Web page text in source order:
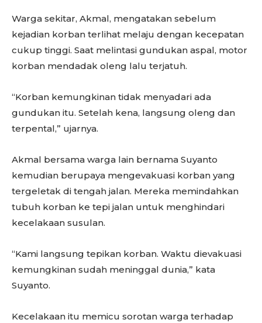
Warga sekitar, Akmal, mengatakan sebelum
kejadian korban terlihat melaju dengan kecepatan
cukup tinggi. Saat melintasi gundukan aspal, motor
korban mendadak oleng lalu terjatuh.
“Korban kemungkinan tidak menyadari ada
gundukan itu. Setelah kena, langsung oleng dan
terpental,” ujarnya.
Akmal bersama warga lain bernama Suyanto
kemudian berupaya mengevakuasi korban yang
tergeletak di tengah jalan. Mereka memindahkan
tubuh korban ke tepi jalan untuk menghindari
kecelakaan susulan.
“Kami langsung tepikan korban. Waktu dievakuasi
kemungkinan sudah meninggal dunia,” kata
Suyanto.
Kecelakaan itu memicu sorotan warga terhadap